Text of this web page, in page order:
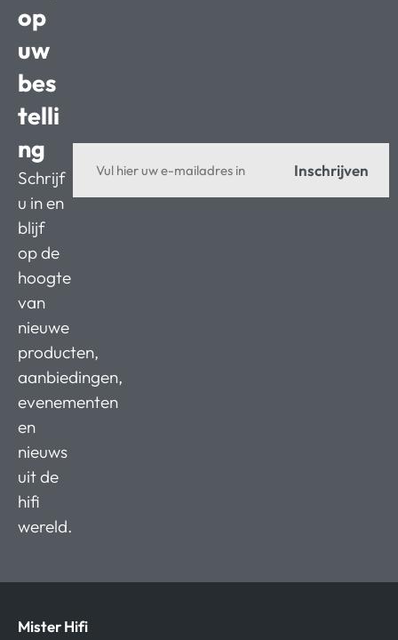
op
uw
bes
telli
ng
Schrijf
u in en
blijf
op de
hoogte
van
nieuwe
producten,
aanbiedingen,
evenementen
en
nieuws
uit de
hifi
wereld.
Inschrijven
Mister Hifi